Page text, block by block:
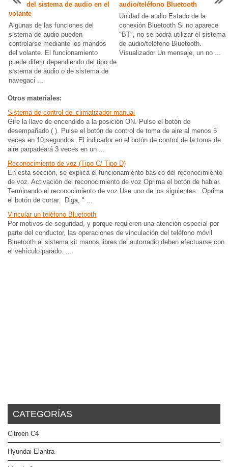
del sistema de audio en el
volante
Algunas de las funciones del
sistema de audio pueden
controlarse mediante los mandos
del volante. El funcionamiento
puede diferir dependiendo del tipo de
sistema de audio o de sistema de
navegaci ...
audio/teléfono Bluetooth
Unidad de audio Estado de la
conexión Bluetooth Si no aparece
"BT", no se podrá utilizar el sistema
de audio/teléfono Bluetooth.
Visualizador Un mensaje, un no ...
Otros materiales:
Sistema de control del climatizador manual
Gire la llave de encendido a la posición ON. Pulse el botón de
desempañado ( ). Pulse el botón de control de toma de aire al menos 5
veces en 10 segundos. El indicador en el botón de control de la toma de
aire parpadeará 3 veces en un ...
Reconocimiento de voz (Tipo C/ Tipo D)
En esta sección, se explica el funcionamiento básico del reconocimiento
de voz. Activación del reconocimiento de voz Oprima el botón de hablar.
Terminando el reconocimiento de voz Use uno de los siguientes: Oprima
el botón de cortar. Diga, " ...
Vincular un teléfono Bluetooth
Por motivos de seguridad, y porque requieren una atención especial por
parte del conductor, las operaciones de vinculación del teléfono móvil
Bluetooth al sistema kit manos libres del autorradio deben efectuarse con
el vehículo parado. ...
CATEGORÍAS
Citroen C4
Hyundai Elantra